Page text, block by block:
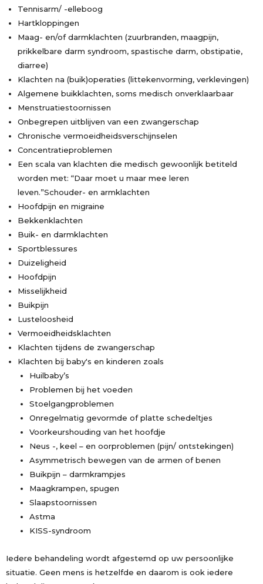
Tennisarm/ -elleboog
Hartkloppingen
Maag- en/of darmklachten (zuurbranden, maagpijn,
prikkelbare darm syndroom, spastische darm, obstipatie,
diarree)
Klachten na (buik)operaties (littekenvorming, verklevingen)
Algemene buikklachten, soms medisch onverklaarbaar
Menstruatiestoornissen
Onbegrepen uitblijven van een zwangerschap
Chronische vermoeidheidsverschijnselen
Concentratieproblemen
Een scala van klachten die medisch gewoonlijk betiteld
worden met: “Daar moet u maar mee leren
leven.”Schouder- en armklachten
Hoofdpijn en migraine
Bekkenklachten
Buik- en darmklachten
Sportblessures
Duizeligheid
Hoofdpijn
Misselijkheid
Buikpijn
Lusteloosheid
Vermoeidheidsklachten
Klachten tijdens de zwangerschap
Klachten bij baby's en kinderen zoals
Huilbaby’s
Problemen bij het voeden
Stoelgangproblemen
Onregelmatig gevormde of platte schedeltjes
Voorkeurshouding van het hoofdje
Neus -, keel – en oorproblemen (pijn/ ontstekingen)
Asymmetrisch bewegen van de armen of benen
Buikpijn – darmkrampjes
Maagkrampen, spugen
Slaapstoornissen
Astma
KISS-syndroom
Iedere behandeling wordt afgestemd op uw persoonlijke
situatie. Geen mens is hetzelfde en daarom is ook iedere